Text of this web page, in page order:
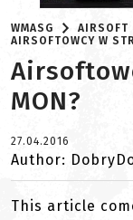
WMASG AIRSOFT
AIRSOFTOWCY W
MON?
27.04.2016
Author:
This article